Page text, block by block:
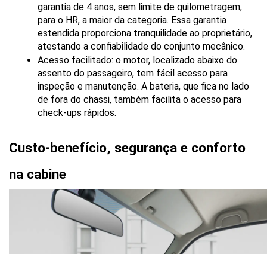
garantia de 4 anos, sem limite de quilometragem,
para o HR, a maior da categoria. Essa garantia
estendida proporciona tranquilidade ao proprietário,
atestando a confiabilidade do conjunto mecânico.
Acesso facilitado: o motor, localizado abaixo do
assento do passageiro, tem fácil acesso para
inspeção e manutenção. A bateria, que fica no lado
de fora do chassi, também facilita o acesso para
check-ups rápidos.
Custo-benefício, segurança e conforto
na cabine